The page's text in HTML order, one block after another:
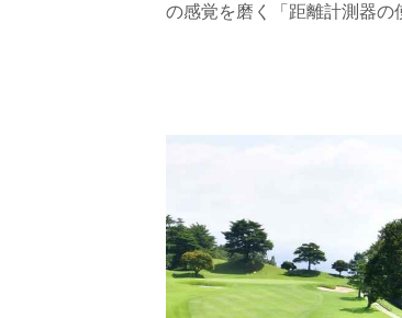
の感覚を磨く「距離計測器の